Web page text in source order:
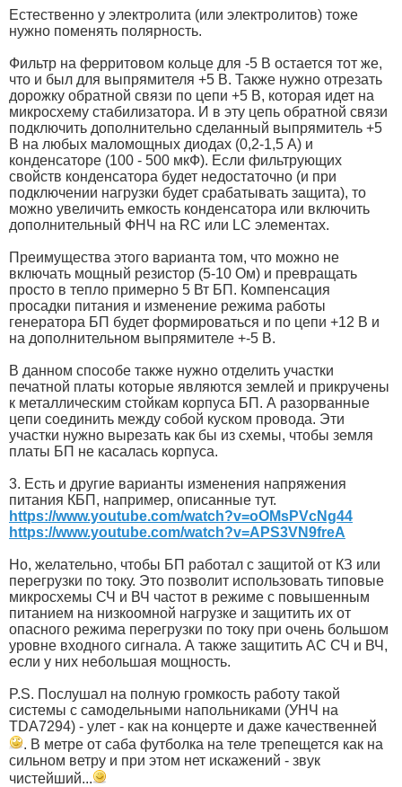
Естественно у электролита (или электролитов) тоже
нужно поменять полярность.
Фильтр на ферритовом кольце для -5 В остается тот же,
что и был для выпрямителя +5 В. Также нужно отрезать
дорожку обратной связи по цепи +5 В, которая идет на
микросхему стабилизатора. И в эту цепь обратной связи
подключить дополнительно сделанный выпрямитель +5
В на любых маломощных диодах (0,2-1,5 А) и
конденсаторе (100 - 500 мкФ). Если фильтрующих
свойств конденсатора будет недостаточно (и при
подключении нагрузки будет срабатывать защита), то
можно увеличить емкость конденсатора или включить
дополнительный ФНЧ на RC или LC элементах.
Преимущества этого варианта том, что можно не
включать мощный резистор (5-10 Ом) и превращать
просто в тепло примерно 5 Вт БП. Компенсация
просадки питания и изменение режима работы
генератора БП будет формироваться и по цепи +12 В и
на дополнительном выпрямителе +-5 В.
В данном способе также нужно отделить участки
печатной платы которые являются землей и прикручены
к металлическим стойкам корпуса БП. А разорванные
цепи соединить между собой куском провода. Эти
участки нужно вырезать как бы из схемы, чтобы земля
платы БП не касалась корпуса.
3. Есть и другие варианты изменения напряжения
питания КБП, например, описанные тут.
https://www.youtube.com/watch?v=oOMsPVcNg44
https://www.youtube.com/watch?v=APS3VN9freA
Но, желательно, чтобы БП работал с защитой от КЗ или
перегрузки по току. Это позволит использовать типовые
микросхемы СЧ и ВЧ частот в режиме с повышенным
питанием на низкоомной нагрузке и защитить их от
опасного режима перегрузки по току при очень большом
уровне входного сигнала. А также защитить АС СЧ и ВЧ,
если у них небольшая мощность.
P.S. Послушал на полную громкость работу такой
системы с самодельными напольниками (УНЧ на
TDA7294) - улет - как на концерте и даже качественней
. В метре от саба футболка на теле трепещется как на
сильном ветру и при этом нет искажений - звук
чистейший...